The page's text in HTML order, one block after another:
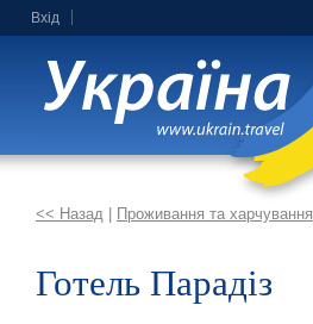
Вхід
<< Назад Проживання та харчування
Готель Парадіз